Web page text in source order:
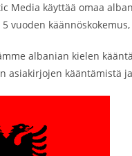
Media käyttää omaa
vuoden
albanian kielen
asiakirjojen kääntämistä